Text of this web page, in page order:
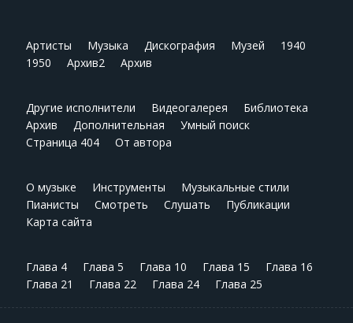
Артисты Музыка Дискография Музей
1940
1950
Архив2 Архив
Другие исполнители Видеогалерея
Библиотека
Архив
Дополнительная
Умный поиск
Страница 404
От автора
О музыке Инструменты
Музыкальные стили
Пианисты
Смотреть Слушать
Публикации
Карта сайта
Глава 4 Глава 5 Глава 10 Глава 15
Глава 16
Глава 21
Глава 22 Глава 24 Глава 25